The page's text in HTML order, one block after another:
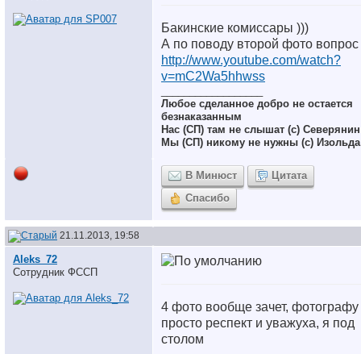
Бакинские комиссары )))
А по поводу второй фото вопрос
http://www.youtube.com/watch?
v=mC2Wa5hhwss
Любое сделанное добро не остается
безнаказанным
Нас (СП) там не слышат (с) Северянин
Мы (СП) никому не нужны (с) Изольда
В Минюст
Цитата
Спасибо
21.11.2013, 19:58
Aleks_72
Сотрудник ФССП
4 фото вообще зачет, фотографу
просто респект и уважуха, я под
столом